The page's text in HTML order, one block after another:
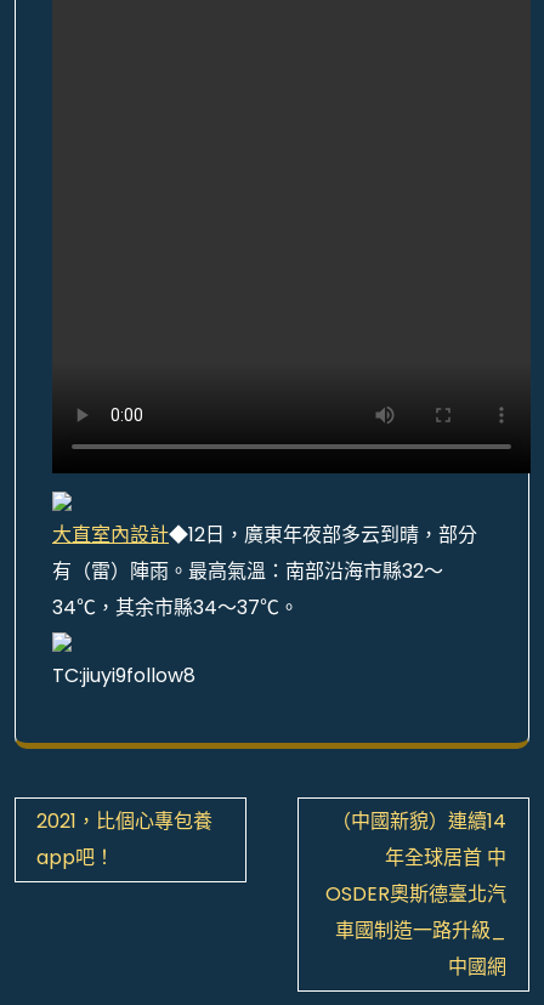
大直室內設計◆12日，廣東年夜部多云到晴，部分
有（雷）陣雨。最高氣溫：南部沿海市縣32～
34℃，其余市縣34～37℃。
TC:jiuyi9follow8
文
章
導
2021，比個心專包養
app吧！
（中國新貌）連續14
年全球居首 中
OSDER奧斯德臺北汽
車國制造一路升級_
中國網